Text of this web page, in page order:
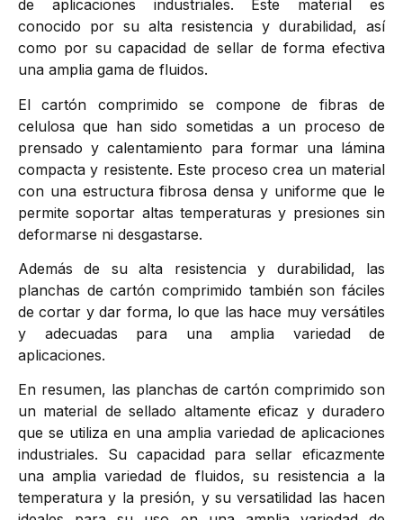
de aplicaciones industriales. Este material es
conocido por su alta resistencia y durabilidad, así
como por su capacidad de sellar de forma efectiva
una amplia gama de fluidos.
El cartón comprimido se compone de fibras de
celulosa que han sido sometidas a un proceso de
prensado y calentamiento para formar una lámina
compacta y resistente. Este proceso crea un material
con una estructura fibrosa densa y uniforme que le
permite soportar altas temperaturas y presiones sin
deformarse ni desgastarse.
Además de su alta resistencia y durabilidad, las
planchas de cartón comprimido también son fáciles
de cortar y dar forma, lo que las hace muy versátiles
y adecuadas para una amplia variedad de
aplicaciones.
En resumen, las planchas de cartón comprimido son
un material de sellado altamente eficaz y duradero
que se utiliza en una amplia variedad de aplicaciones
industriales. Su capacidad para sellar eficazmente
una amplia variedad de fluidos, su resistencia a la
temperatura y la presión, y su versatilidad las hacen